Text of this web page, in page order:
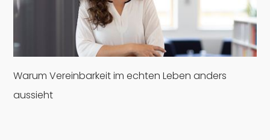
Warum Vereinbarkeit im echten Leben anders
aussieht